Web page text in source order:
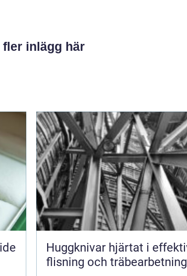
fler inlägg här
Huggknivar hjärtat i effektiv
flisning och träbearbetning